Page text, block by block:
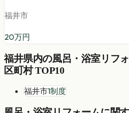
福井市
20万円
福井県内の風呂・浴室リフ
区町村 TOP10
福井市1制度